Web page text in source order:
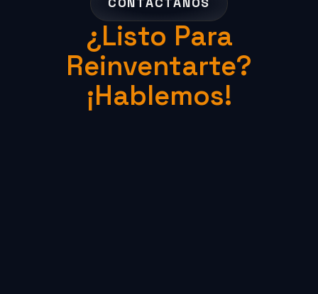
¿Listo Para
Reinventarte?
¡Hablemos!